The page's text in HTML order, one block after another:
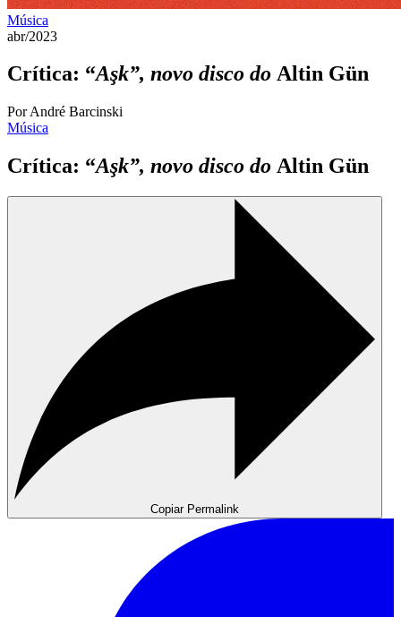
Música
abr/2023
Crítica: “Aşk”, novo disco do Altin Gün
Por André Barcinski
Música
Crítica: “Aşk”, novo disco do Altin Gün
Copiar Permalink